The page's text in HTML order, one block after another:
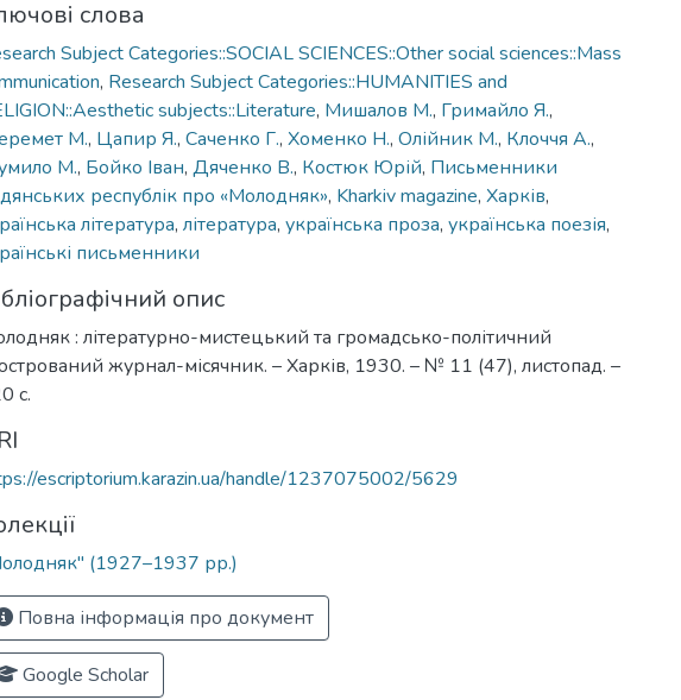
слова
Subject Categories::SOCIAL SCIENCES::Other social sciences::Mass
, Research Subject Categories::HUMANITIES and
subjects::Literature, Мишалов М., Гримайло Я.,
М., Цапир Я., Саченко Г., Хоменко Н., Олійник М., Клоччя А.,
М., Бойко Іван, Дяченко В., Костюк Юрій, Письменники
республік про «Молодняк», Kharkiv magazine, Харків,
література, література, українська проза, українська поезія,
письменники
опис
: літературно-мистецький та громадсько-політичний
журнал-місячник. – Харків, 1930. – № 11 (47), листопад. –
с.
escriptorium.karazin.ua/handle/1237075002/5629
(1927–1937 рр.)
Повна інформація про документ
Google Scholar